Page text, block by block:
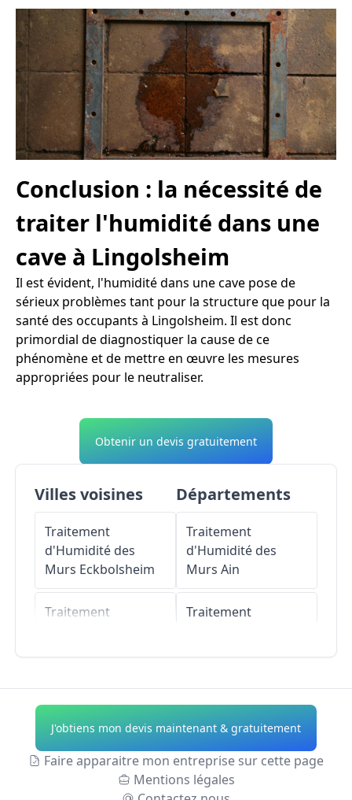
Conclusion : la nécessité de
traiter l'humidité dans une
cave à Lingolsheim
Il est évident, l'humidité dans une cave pose de
sérieux problèmes tant pour la structure que pour la
santé des occupants à Lingolsheim. Il est donc
primordial de diagnostiquer la cause de ce
phénomène et de mettre en œuvre les mesures
appropriées pour le neutraliser.
Obtenir un devis gratuitement
Villes voisines
Traitement
d'Humidité des
Murs Eckbolsheim
Traitement
Traitement
d'Humidité des
Murs Ostwald
Traitement
d'Humidité des
Départements
Traitement
d'Humidité des
Murs Ain
Traitement
Traitement
d'Humidité des
Murs Allier
Traitement
d'Humidité des
J'obtiens mon devis maintenant & gratuitement
Faire apparaitre mon entreprise sur cette page
Mentions légales